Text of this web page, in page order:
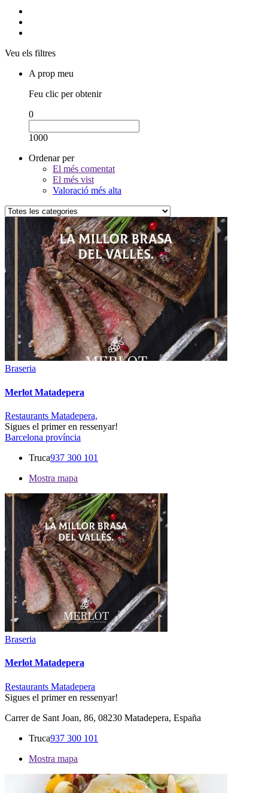
Veu els filtres
A prop meu
Feu clic per obtenir
0
1000
Ordenar per
El més comentat
El més vist
Valoració més alta
Braseria
Merlot Matadepera
Restaurants Matadepera,
Sigues el primer en ressenyar!
Barcelona província
Truca937 300 101
Mostra mapa
Braseria
Merlot Matadepera
Restaurants Matadepera
Sigues el primer en ressenyar!
Carrer de Sant Joan, 86, 08230 Matadepera, España
Truca937 300 101
Mostra mapa